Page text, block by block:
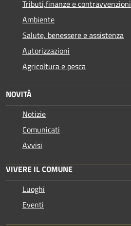
Tributi,finanze e contravvenzioni
Ambiente
Salute, benessere e assistenza
Autorizzazioni
Agricoltura e pesca
NOVITÀ
Notizie
Comunicati
Avvisi
VIVERE IL COMUNE
Luoghi
Eventi